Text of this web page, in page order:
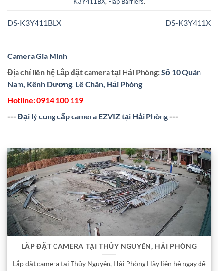
DS-K3Y411BLX DS-K3Y411X
Camera Gia Minh
Địa chỉ liên hệ Lắp đặt camera tại Hải Phòng:Số 10 Quán
Nam, Kênh Dương, Lê Chân, Hải Phòng
Hotline:0914 100 119
--- Đại lý cung cấp camera EZVIZ tại Hải Phòng---
LẮP ĐẶT CAMERA TẠI THỦY NGUYÊN, HẢI PHÒNG
Lắp đặt camera tại Thủy Nguyên, Hải Phòng Hãy liên hệ ngay để